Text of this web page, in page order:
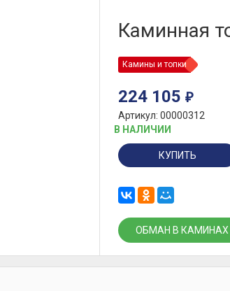
Каминная
Камины и топки
224 105₽
Артикул: 00000312
В НАЛИЧИИ
КУПИТЬ
ОБМАН В КАМИНАХ